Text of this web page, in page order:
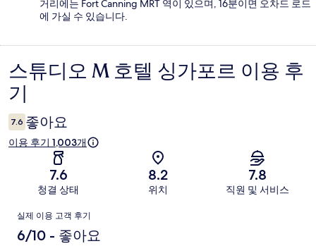
거리에는 Fort Canning MRT 역이 있으며, 16분이면 오차드 로드
에 가실 수 있습니다.
이
용
후
기
스튜디오 M 호텔 싱가포르 이용 후
기
7.6 좋아요
이용 후기 1,003개
7.6
청결 상태
8.2
위치
7.8
직원 및 서비스
이
용
실제 이용 고객 후기
6/10 - 좋아요